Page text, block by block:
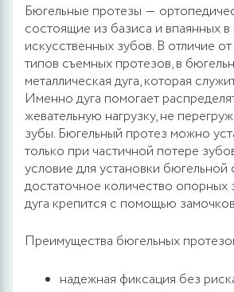
Бюгельные протезы ―
состоящие из базиса и впаянных в
искусственных зубов. В отличие
типов съемных протезов, в
металлическая дуга, которая
Именно дуга помогает
жевательную нагрузку, не
зубы. Бюгельный протез можно
только при частичной потере
условие для установки
достаточное количество опорных
дуга крепится с помощью
Преимущества бюгельных
надежная фиксация без